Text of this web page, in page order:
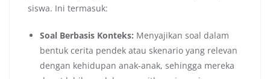
siswa. Ini termasuk:
Soal Berbasis Konteks: Menyajikan soal dalam
bentuk cerita pendek atau skenario yang relevan
dengan kehidupan anak-anak, sehingga mereka